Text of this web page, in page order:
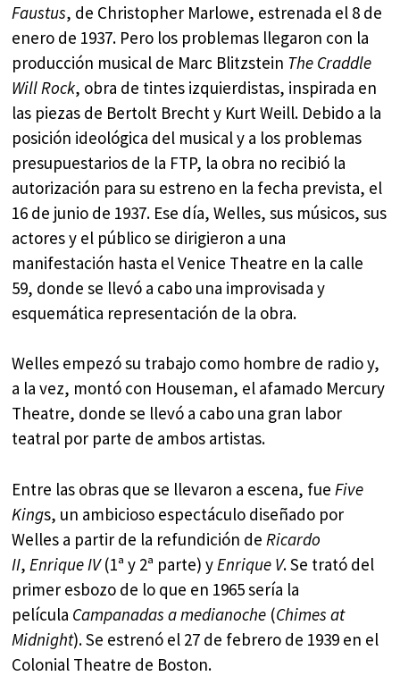
Faustus, de Christopher Marlowe, estrenada el 8 de
enero de 1937. Pero los problemas llegaron con la
producción musical de Marc Blitzstein The Craddle
Will Rock, obra de tintes izquierdistas, inspirada en
las piezas de Bertolt Brecht y Kurt Weill. Debido a la
posición ideológica del musical y a los problemas
presupuestarios de la FTP, la obra no recibió la
autorización para su estreno en la fecha prevista, el
16 de junio de 1937. Ese día, Welles, sus músicos, sus
actores y el público se dirigieron a una
manifestación hasta el Venice Theatre en la calle
59, donde se llevó a cabo una improvisada y
esquemática representación de la obra.
Welles empezó su trabajo como hombre de radio y,
a la vez, montó con Houseman, el afamado Mercury
Theatre, donde se llevó a cabo una gran labor
teatral por parte de ambos artistas.
Entre las obras que se llevaron a escena, fueFive
Kings, un ambicioso espectáculo diseñado por
Welles a partir de la refundición deRicardo
II,Enrique IV(1ª y 2ª parte) yEnrique V. Se trató del
primer esbozo de lo que en 1965 sería la
película Campanadas a medianoche (Chimes at
Midnight). Se estrenó el 27 de febrero de 1939 en el
Colonial Theatre de Boston.